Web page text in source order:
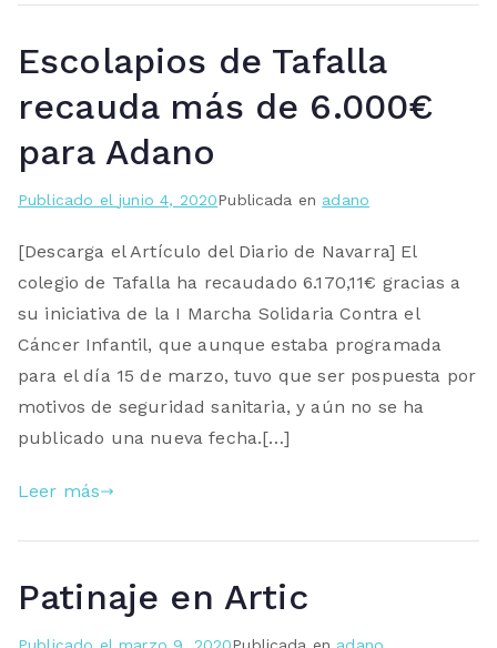
Escolapios de Tafalla
recauda más de 6.000€
para Adano
Publicado eljunio 4, 2020Publicada en adano
[Descarga el Artículo del Diario de Navarra] El
colegio de Tafalla ha recaudado 6.170,11€ gracias a
su iniciativa de la I Marcha Solidaria Contra el
Cáncer Infantil, que aunque estaba programada
para el día 15 de marzo, tuvo que ser pospuesta por
motivos de seguridad sanitaria, y aún no se ha
publicado una nueva fecha.[…]
Leer más
Patinaje en Artic